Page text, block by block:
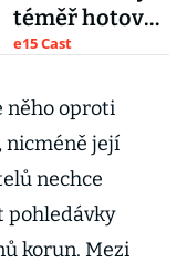
téměř hotová,
do konce roku
ziskoví, říká
šéf Dedolesu
Chrapko
e15 Cast
něho oproti
nicméně její
nechce
pohledávky
korun. Mezi